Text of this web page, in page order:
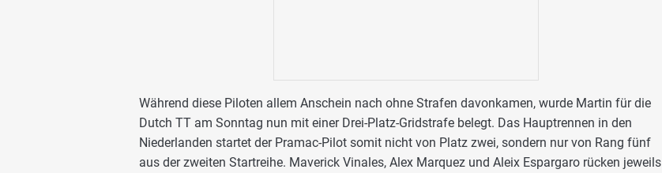
Während diese Piloten allem Anschein nach ohne Strafen davonkamen, wurde Martin für die
Dutch TT am Sonntag nun mit einer Drei-Platz-Gridstrafe belegt. Das Hauptrennen in den
Niederlanden startet der Pramac-Pilot somit nicht von Platz zwei, sondern nur von Rang fünf
aus der zweiten Startreihe. Maverick Vinales, Alex Marquez und Aleix Espargaro rücken jeweils